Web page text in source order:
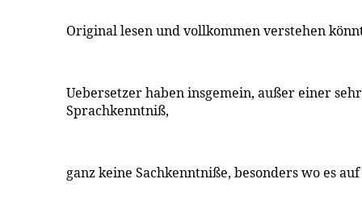
Original lesen und vollkommen verstehen
Uebersetzer haben insgemein, außer einer
Sprachkenntniß,
ganz keine Sachkenntniße, besonders wo es